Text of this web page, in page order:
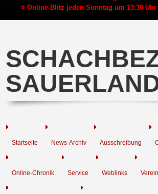
⭐ Online-Blitz jeden Sonntag um 13:30 Uhr
Startseite News-Archiv Ausschreibung
Online-Chronik Service Weblinks